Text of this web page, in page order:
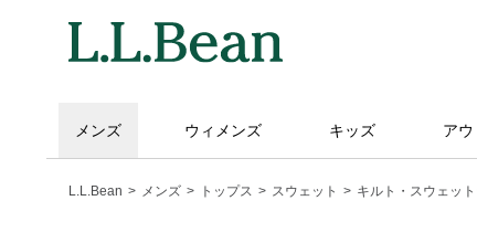
メンズ ウィメンズ キッズ ア
L.L.Bean メンズ トップス スウェット キルト・スウェッ